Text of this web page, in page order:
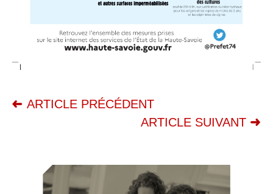
ARTICLE PRÉCÉDENT
ARTICLE SUIVANT